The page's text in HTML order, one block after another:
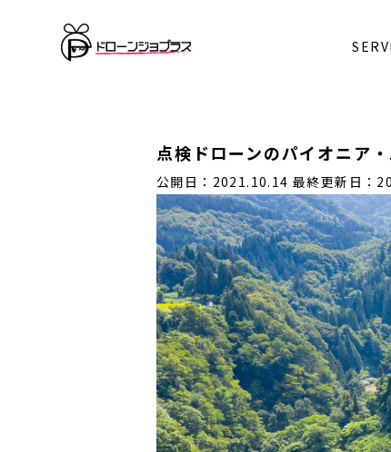
点検ドローンのパイオニア
公開日：2021.10.14 最終更新日：